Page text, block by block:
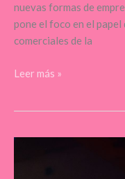
nuevas formas de
pone el foco en el papel
comerciales de la
Leer más »